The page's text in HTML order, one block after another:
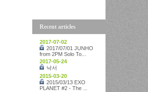
Recent articles
2017-07-02
2017/07/01 JUNHO
from 2PM Solo To...
2017-05-24
낙서
2015-03-20
2015/03/13 EXO
PLANET #2 - The ...